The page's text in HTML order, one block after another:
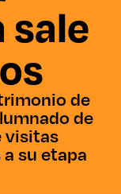
sale
de
de
visitas
su etapa